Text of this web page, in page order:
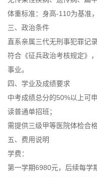
体重标准：身高-110为基准
三、政治条件
直系亲属三代无刑事犯罪记录
符合《征兵政治考核规定》
事业。
四、学业及成绩要求
中考成绩总分的50%以上可
读普通单招班；
需提供三级甲等医院体检合格
五、费用说明
学费：
第一学期6980元，后续每学